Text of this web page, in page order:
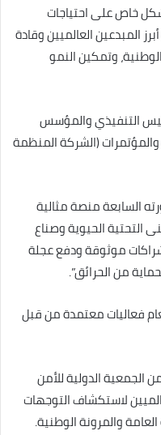
إنترسك السعودية 2025 بشكل خاص على احتياجات
المبدعين العالميين وقادة
وتمكين النمو
التنفيذي والمؤسس
(الشركة المنظمة
السابعة منصة مثالية
التحتية الحيوية وصناع
شراكات موثوقة ودفع عجلة
من الحرائق”.
فعاليات معتمدة من قبل
الدولية للأمن
لاستكشاف التوجهات
والمرونة الوطنية.